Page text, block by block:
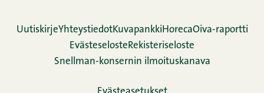
UutiskirjeYhteystiedotKuvapankki HorecaOiva-raportti
Evästeseloste Rekisteriseloste
Snellman-konsernin ilmoituskanava